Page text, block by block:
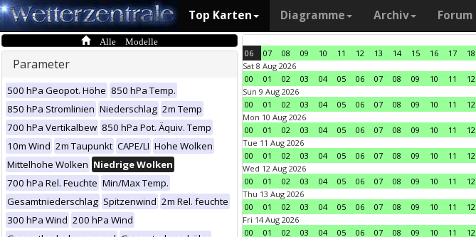
Top Karten Diagramme Archiv Forum
Alle Modelle
Parameter
500 hPa Geopot. Höhe 850 hPa Temp.
850 hPa Stromlinien Niederschlag 2m Temp
700 hPa Vertikalbew 850 hPa Pot. Äquiv. Temp
10m Wind 2m Taupunkt CAPE/LI Hohe Wolken
Mittelhohe Wolken Niedrige Wolken
700 hPa Rel. Feuchte Min/Max Temp.
Gesamtniederschlag Spitzenwind 2m Rel. feuchte
300 hPa Wind 200 hPa Wind
06 07 08 09 10 11 12 13 14 15 16 17 18
Sat 8 Aug 2026
00
01 02 03 04 05 06 07 08 09 10 11 12
Sun 9 Aug 2026
00
01 02 03 04 05 06 07 08 09 10 11 12
Mon 10 Aug 2026
00
01 02 03 04 05 06 07 08 09 10 11 12
Tue 11 Aug 2026
00
01 02 03 04 05 06 07 08 09 10 11 12
Wed 12 Aug 2026
00
01 02 03 04 05 06 07 08 09 10 11 12
Thu 13 Aug 2026
00
01 02 03 04 05 06 07 08 09 10 11 12
Fri 14 Aug 2026
00
01 02 03 04 05 06 07 08 09 10 11 12